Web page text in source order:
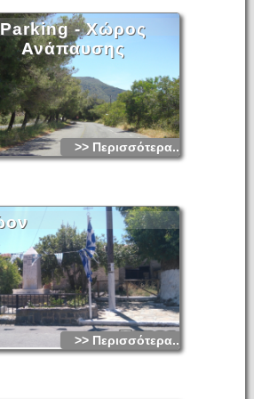
Parking - Χώρος
Ανάπαυσης
>> Περισσότερα...
>> Περισσότερα...